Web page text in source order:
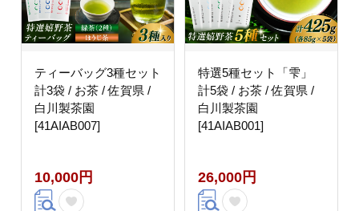
ティーバッグ3種セット
計3袋 / お茶 / 佐賀県 /
白川製茶園
[41AIAB007]
10,000円
特選5種セット「雫」
計5袋 / お茶 / 佐賀県 /
白川製茶園
[41AIAB001]
26,000円